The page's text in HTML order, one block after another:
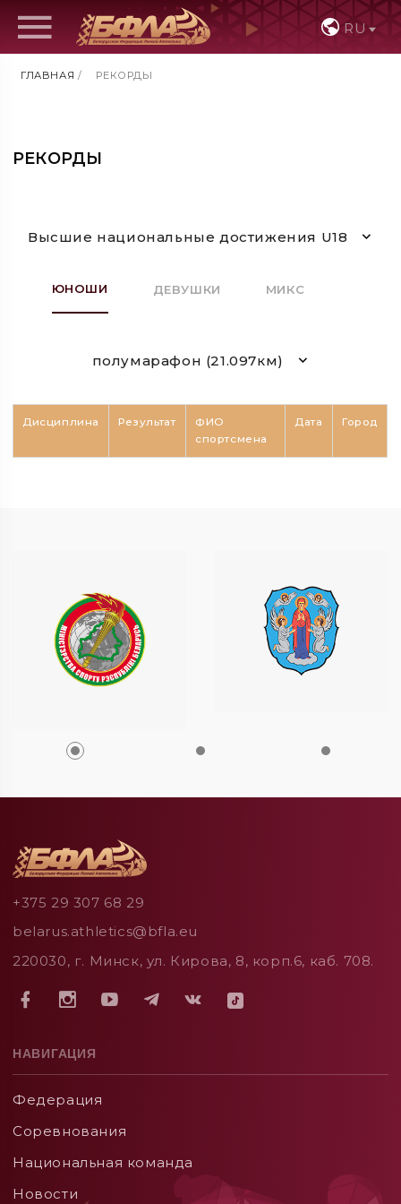
RU
ГЛАВНАЯ / РЕКОРДЫ
РЕКОРДЫ
Высшие национальные достижения U18
ЮНОШИ ДЕВУШКИ МИКС
полумарафон (21.097км)
Дисциплина Результат
ФИО
спортсмена
Дата Город
+375 29 307 68 29
belarus.athletics@bfla.eu
220030, г. Минск, ул. Кирова, 8, корп.6, каб. 708.
НАВИГАЦИЯ
Федерация
Соревнования
Национальная команда
Новости